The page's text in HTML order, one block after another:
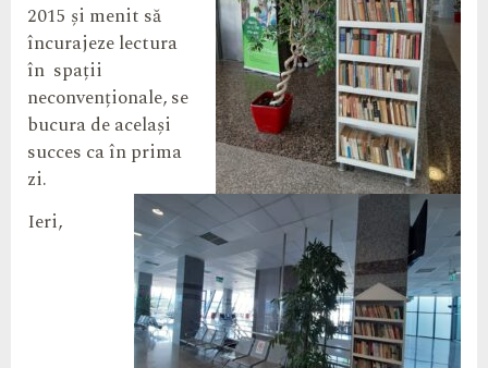
2015 și menit să
încurajeze lectura
în spații
neconvenționale, se
bucura de același
succes ca în prima
zi.
Ieri,